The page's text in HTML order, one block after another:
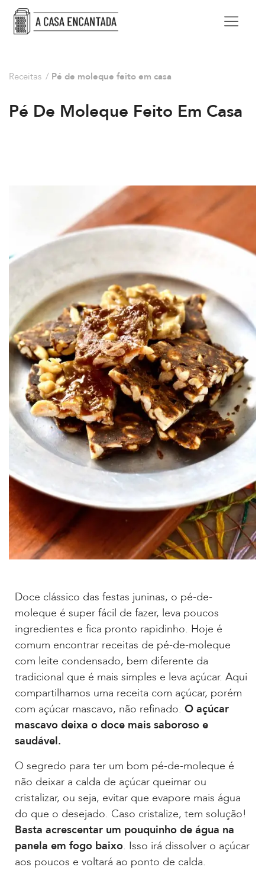
Receitas / Pé de moleque feito em casa
Pé De Moleque Feito Em Casa
Doce clássico das festas juninas, o pé-de-
moleque é super fácil de fazer, leva poucos
ingredientes e fica pronto rapidinho. Hoje é
comum encontrar receitas de pé-de-moleque
com leite condensado, bem diferente da
tradicional que é mais simples e leva açúcar. Aqui
compartilhamos uma receita com açúcar, porém
com açúcar mascavo, não refinado. O açúcar
mascavo deixa o doce mais saboroso e
saudável.
O segredo para ter um bom pé-de-moleque é
não deixar a calda de açúcar queimar ou
cristalizar, ou seja, evitar que evapore mais água
do que o desejado. Caso cristalize, tem solução!
Basta acrescentar um pouquinho de água na
panela em fogo baixo. Isso irá dissolver o açúcar
aos poucos e voltará ao ponto de calda.